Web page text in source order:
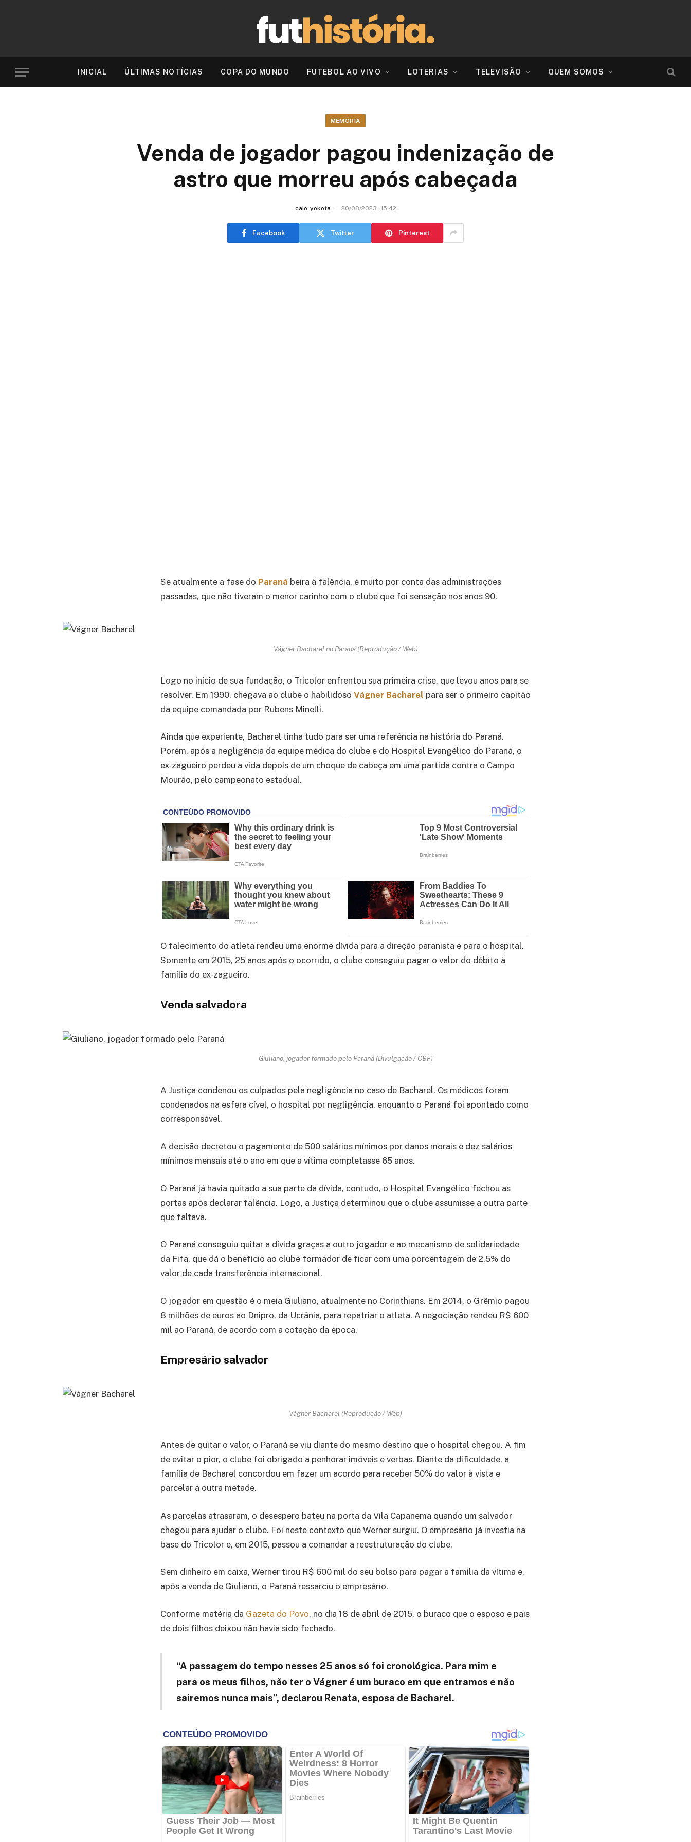
INICIAL ÚLTIMAS NOTÍCIAS COPA DO MUNDO FUTEBOL AO VIVO LOTERIAS TELEVISÃO QUEM SOMOS
MEMÓRIA
Venda de jogador pagou indenização de
astro que morreu após cabeçada
caio-yokota 20/08/2023 - 15:42
Facebook Twitter Pinterest
Se atualmente a fase do Paraná beira à falência, é muito por conta das administrações
passadas, que não tiveram o menor carinho com o clube que foi sensação nos anos 90.
Vágner Bacharel no Paraná (Reprodução / Web)
Logo no início de sua fundação, o Tricolor enfrentou sua primeira crise, que levou anos para se
resolver. Em 1990, chegava ao clube o habilidoso Vágner Bacharel para ser o primeiro capitão
da equipe comandada por Rubens Minelli.
Ainda que experiente, Bacharel tinha tudo para ser uma referência na história do Paraná.
Porém, após a negligência da equipe médica do clube e do Hospital Evangélico do Paraná, o
ex-zagueiro perdeu a vida depois de um choque de cabeça em uma partida contra o Campo
Mourão, pelo campeonato estadual.
O falecimento do atleta rendeu uma enorme dívida para a direção paranista e para o hospital.
Somente em 2015, 25 anos após o ocorrido, o clube conseguiu pagar o valor do débito à
família do ex-zagueiro.
Venda salvadora
Giuliano, jogador formado pelo Paraná (Divulgação / CBF)
A Justiça condenou os culpados pela negligência no caso de Bacharel. Os médicos foram
condenados na esfera cível, o hospital por negligência, enquanto o Paraná foi apontado como
corresponsável.
A decisão decretou o pagamento de 500 salários mínimos por danos morais e dez salários
mínimos mensais até o ano em que a vítima completasse 65 anos.
O Paraná já havia quitado a sua parte da dívida, contudo, o Hospital Evangélico fechou as
portas após declarar falência. Logo, a Justiça determinou que o clube assumisse a outra parte
que faltava.
O Paraná conseguiu quitar a dívida graças a outro jogador e ao mecanismo de solidariedade
da Fifa, que dá o benefício ao clube formador de ficar com uma porcentagem de 2,5% do
valor de cada transferência internacional.
O jogador em questão é o meia Giuliano, atualmente no Corinthians. Em 2014, o Grêmio pagou
8 milhões de euros ao Dnipro, da Ucrânia, para repatriar o atleta. A negociação rendeu R$ 600
mil ao Paraná, de acordo com a cotação da época.
Empresário salvador
Vágner Bacharel (Reprodução / Web)
Antes de quitar o valor, o Paraná se viu diante do mesmo destino que o hospital chegou. A fim
de evitar o pior, o clube foi obrigado a penhorar imóveis e verbas. Diante da dificuldade, a
família de Bacharel concordou em fazer um acordo para receber 50% do valor à vista e
parcelar a outra metade.
As parcelas atrasaram, o desespero bateu na porta da Vila Capanema quando um salvador
chegou para ajudar o clube. Foi neste contexto que Werner surgiu. O empresário já investia na
base do Tricolor e, em 2015, passou a comandar a reestruturação do clube.
Sem dinheiro em caixa, Werner tirou R$ 600 mil do seu bolso para pagar a família da vítima e,
após a venda de Giuliano, o Paraná ressarciu o empresário.
Conforme matéria da Gazeta do Povo, no dia 18 de abril de 2015, o buraco que o esposo e pais
de dois filhos deixou não havia sido fechado.
“A passagem do tempo nesses 25 anos só foi cronológica. Para mim e
para os meus filhos, não ter o Vágner é um buraco em que entramos e não
sairemos nunca mais”, declarou Renata, esposa de Bacharel.